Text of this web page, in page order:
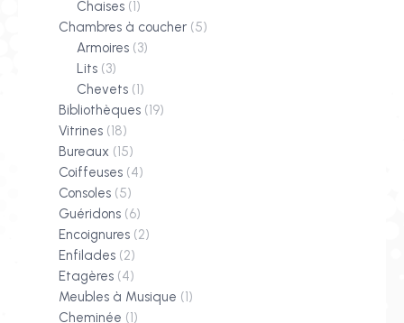
Chaises (1)
Chambres à coucher (5)
Armoires (3)
Lits (3)
Chevets (1)
Bibliothèques (19)
Vitrines (18)
Bureaux (15)
Coiffeuses (4)
Consoles (5)
Guéridons (6)
Encoignures (2)
Enfilades (2)
Etagères (4)
Meubles à Musique (1)
Cheminée (1)